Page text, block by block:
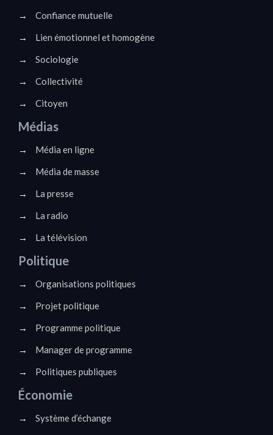
→
Confiance mutuelle
→
Lien émotionnel et homogène
→
Sociologie
→
Collectivité
→
Citoyen
Médias
→
Média en ligne
→
Média de masse
→
La presse
→
La radio
→
La télévision
Politique
→
Organisations politiques
→
Projet politique
→
Programme politique
→
Manager de programme
→
Politiques publiques
Économie
→
Système d’échange